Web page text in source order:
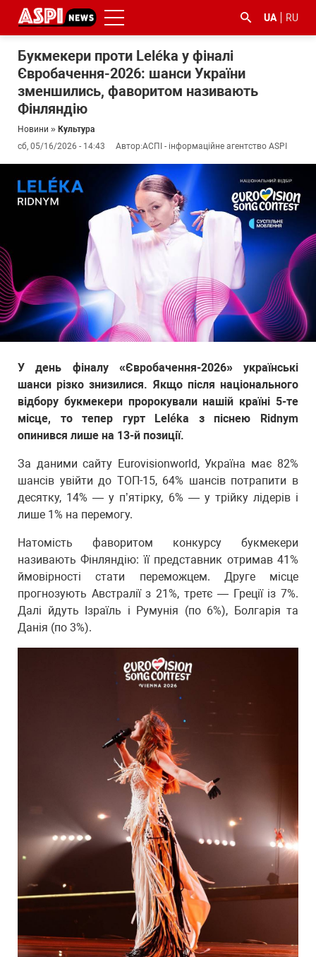
UA RU
Букмекери проти Leléka у фіналі
Євробачення-2026: шанси України
зменшились, фаворитом називають
Фінляндію
Новини » Культура
сб, 05/16/2026 - 14:43
Автор:АСПІ - інформаційне агентство ASPI
У день фіналу «Євробачення-2026» українські
шанси різко знизилися. Якщо після національного
відбору букмекери пророкували нашій країні 5-те
місце, то тепер гурт Leléka з піснею Ridnym
опинився лише на 13-й позиції.
За даними сайту Eurovisionworld, Україна має 82%
шансів увійти до ТОП-15, 64% шансів потрапити в
десятку, 14% — у п’ятірку, 6% — у трійку лідерів і
лише 1% на перемогу.
Натомість фаворитом конкурсу букмекери
називають Фінляндію: її представник отримав 41%
ймовірності стати переможцем. Друге місце
прогнозують Австралії з 21%, третє — Греції із 7%.
Далі йдуть Ізраїль і Румунія (по 6%), Болгарія та
Данія (по 3%).
корупцією